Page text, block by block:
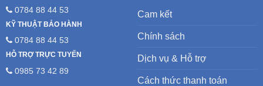
0784 88 44 53
KỸ THUẬT BẢO HÀNH
0784 88 44 53
HỖ TRỢ TRỰC TUYẾN
0985 73 42 89
Cam kết
Chính sách
Dịch vụ & Hỗ trợ
Cách thức thanh toán